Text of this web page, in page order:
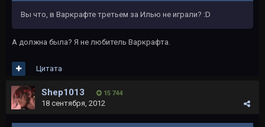
Вы что, в Варкрафте третьем за Илью не играли? :D
А должна была? Я не любитель Варкрафта.
Цитата
Shep1013 15 744
18 сентября, 2012